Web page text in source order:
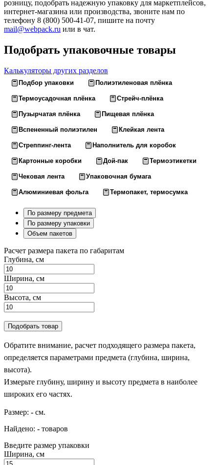
розницу, подобрать надежную упаковку для маркетплейсов,
интернет-магазина или производства, звоните нам по
телефону 8 (800) 500-41-07, пишите на почту
mail@webpack.ru или в чат.
Подобрать упаковочные товары
Калькуляторы других разделов
Подбор упаковки Полиэтиленовая плёнка
Термоусадочная плёнка Стрейч-плёнка
Пузырчатая плёнка Пищевая плёнка
Вспененный полиэтилен Клейкая лента
Стреппинг-лента Наполнитель для коробок
Картонные коробки Дой-пак Термоэтикетки
Чековая лента Упаковочная бумага
Алюминиевая фольга Термопакет, термосумка
По размеру предмета
По размеру упаковки
Объем пакетов
Расчет размера пакета по габаритам
Глубина, см
Ширина, см
Высота, см
Подобрать товар
Обратите внимание, расчет подходящего размера пакета,
определяется параметрами предмета (глубина, ширина,
высота).
Измерьте глубину, ширину и высоту предмета в наиболее
широких его частях.
Размер: - см.
Найдено: - товаров
Введите размер упаковки
Ширина, см